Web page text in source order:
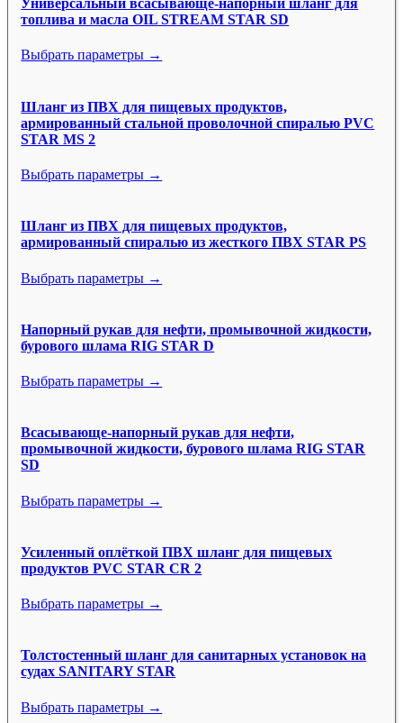
Универсальный всасывающе-напорный шланг для
топлива и масла OIL STREAM STAR SD
Выбрать параметры →
Шланг из ПВХ для пищевых продуктов,
армированный стальной проволочной спиралью PVC
STAR MS 2
Выбрать параметры →
Шланг из ПВХ для пищевых продуктов,
армированный спиралью из жесткого ПВХ STAR PS
Выбрать параметры →
Напорный рукав для нефти, промывочной жидкости,
бурового шлама RIG STAR D
Выбрать параметры →
Всасывающе-напорный рукав для нефти,
промывочной жидкости, бурового шлама RIG STAR
SD
Выбрать параметры →
Усиленный оплёткой ПВХ шланг для пищевых
продуктов PVC STAR CR 2
Выбрать параметры →
Толстостенный шланг для санитарных установок на
судах SANITARY STAR
Выбрать параметры →